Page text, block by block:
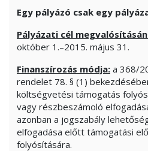
Egy pályázó csak egy
Pályázati cél
október 1.–2015. május 31.
Finanszírozás módja: a 368/
rendelet 78. § (1)
költségvetési támogatás
vagy részbeszámoló
azonban a jogszabály
elfogadása előtt támogatási
folyósítására.